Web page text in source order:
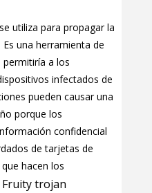
utiliza para propagar la
una herramienta de
a los
infectados de
pueden causar una
porque los
confidencial
de tarjetas de
hacen los
Fruity trojan